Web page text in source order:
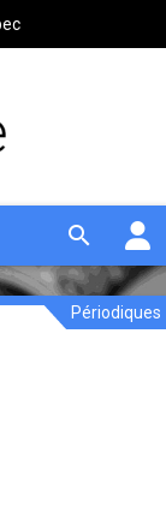
search
Périodiques